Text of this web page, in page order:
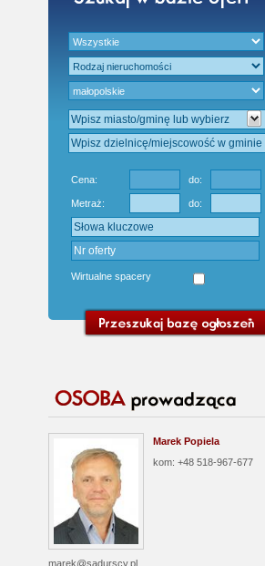
Cena: do:
Metraż: do:
Wirtualne spacery
Marek Popiela
kom: +48 518-967-677
marek@sadurscy.pl